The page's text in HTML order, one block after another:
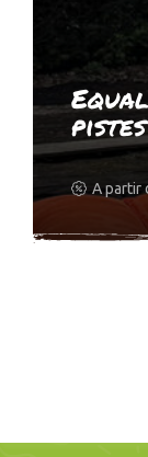
pistes
A partir